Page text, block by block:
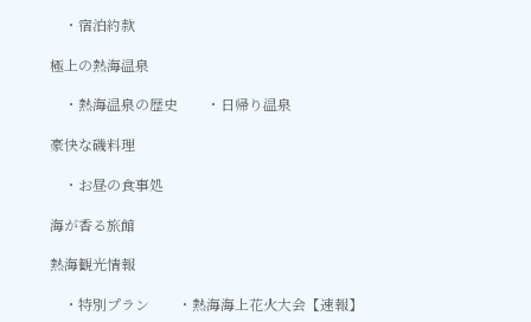
宿泊約款
極上の熱海温泉
熱海温泉の歴史
日帰り温泉
豪快な磯料理
お昼の食事処
海が香る旅館
熱海観光情報
特別プラン
熱海海上花火大会【速報】